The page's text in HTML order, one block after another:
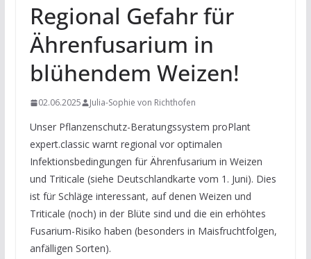
Regional Gefahr für
Ährenfusarium in
blühendem Weizen!
02.06.2025 Julia-Sophie von Richthofen
Unser Pflanzenschutz-Beratungssystem proPlant
expert.classic warnt regional vor optimalen
Infektionsbedingungen für Ährenfusarium in Weizen
und Triticale (siehe Deutschlandkarte vom 1. Juni). Dies
ist für Schläge interessant, auf denen Weizen und
Triticale (noch) in der Blüte sind und die ein erhöhtes
Fusarium-Risiko haben (besonders in Maisfruchtfolgen,
anfälligen Sorten).